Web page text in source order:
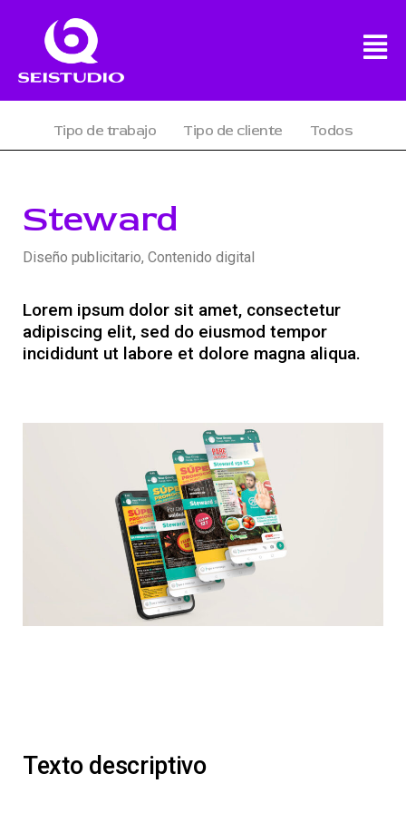
Tipo de trabajo Tipo de cliente Todos
Steward
Diseño publicitario, Contenido digital
Lorem ipsum dolor sit amet, consectetur
adipiscing elit, sed do eiusmod tempor
incididunt ut labore et dolore magna aliqua.
Texto descriptivo